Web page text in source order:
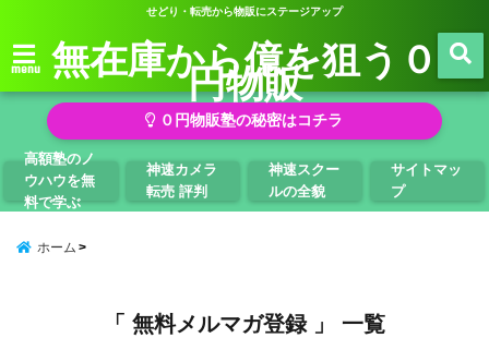
せどり・転売から物販にステージアップ
menu 無在庫から億を狙う０
円物販
０円物販塾の秘密はコチラ
高額塾のノ
ウハウを無
料で学ぶ
神速カメラ
転売 評判
神速スクー
ルの全貌
サイトマッ
プ
ホーム
「 無料メルマガ登録 」 一覧